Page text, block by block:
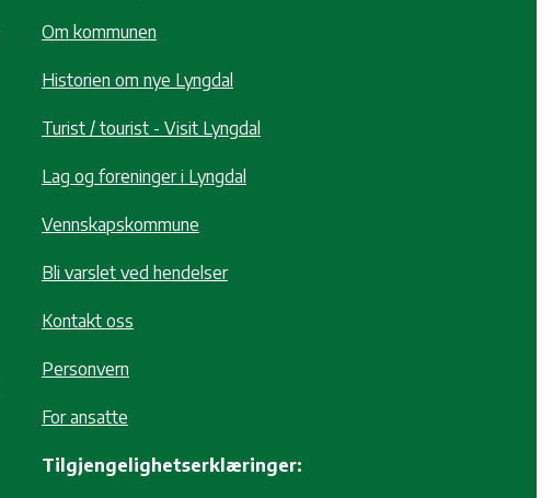
Om kommunen
Historien om nye Lyngdal
Turist / tourist - Visit Lyngdal
Lag og foreninger i Lyngdal
Vennskapskommune
Bli varslet ved hendelser
Kontakt oss
Personvern
For ansatte
Tilgjengelighetserklæringer: